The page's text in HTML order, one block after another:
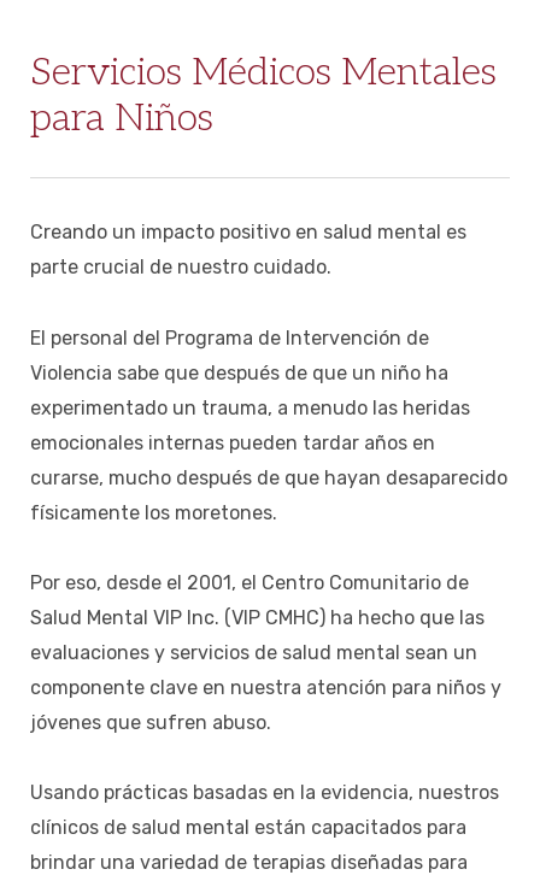
Servicios Médicos Mentales
para Niños
Creando un impacto positivo en salud mental es
parte crucial de nuestro cuidado.
El personal del Programa de Intervención de
Violencia sabe que después de que un niño ha
experimentado un trauma, a menudo las heridas
emocionales internas pueden tardar años en
curarse, mucho después de que hayan desaparecido
físicamente los moretones.
Por eso, desde el 2001, el Centro Comunitario de
Salud Mental VIP Inc. (VIP CMHC) ha hecho que las
evaluaciones y servicios de salud mental sean un
componente clave en nuestra atención para niños y
jóvenes que sufren abuso.
Usando prácticas basadas en la evidencia, nuestros
clínicos de salud mental están capacitados para
brindar una variedad de terapias diseñadas para